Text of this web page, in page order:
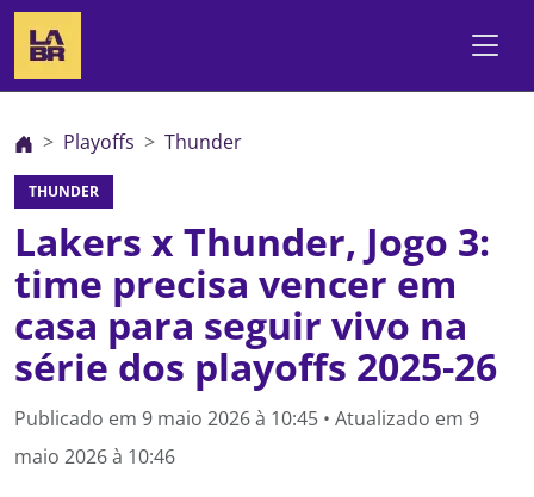
Playoffs Thunder
THUNDER
Lakers x Thunder, Jogo 3:
time precisa vencer em
casa para seguir vivo na
série dos playoffs 2025-26
Publicado em 9 maio 2026 à 10:45 • Atualizado em 9
maio 2026 à 10:46